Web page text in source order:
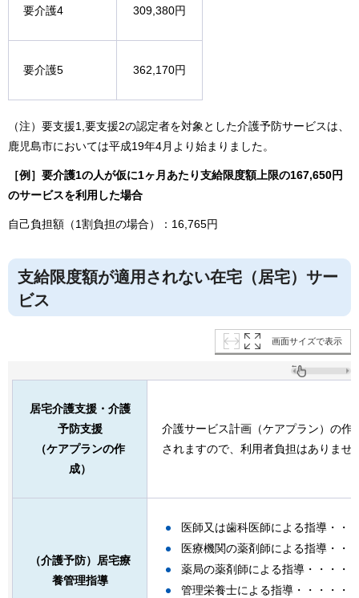
要介護4 309,380円
要介護5 362,170円
（注）要支援1,要支援2の認定者を対象とした介護予防サービスは、
鹿児島市においては平成19年4月より始まりました。
［例］要介護1の人が仮に1ヶ月あたり支給限度額上限の167,650円
のサービスを利用した場合
自己負担額（1割負担の場合）：16,765円
支給限度額が適用されない在宅（居宅）サー
ビス
画面サイズで表示
居宅介護支援・介護
予防支援
（ケアプランの作
成）
介護サービス計画（ケアプラン）の作
されますので、利用者負担はありませ
（介護予防）居宅療
養管理指導
医師又は歯科医師による指導・・
医療機関の薬剤師による指導・・
薬局の薬剤師による指導・・・・
管理栄養士による指導・・・・・